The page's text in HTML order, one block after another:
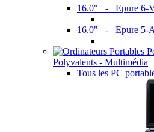
16.0" - Epure 6-
16.0" - Epure 5-
Polyvalents - Multimédia
Tous les PC